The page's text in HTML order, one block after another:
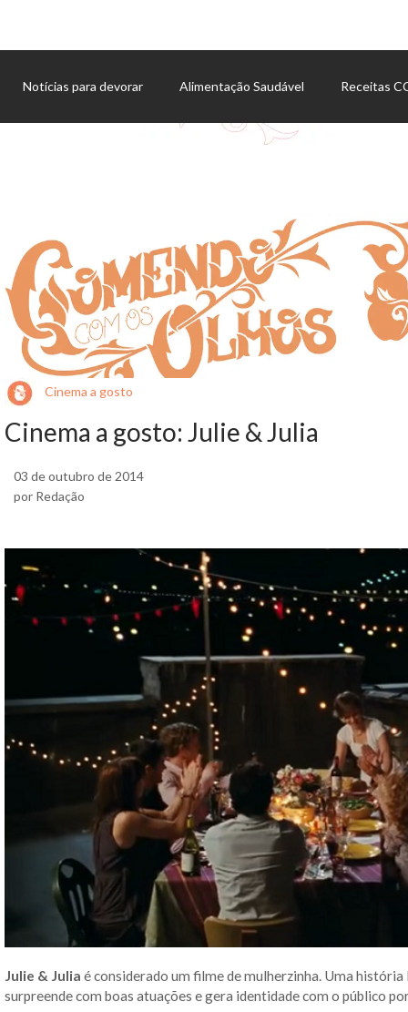
Notícias para devorar Alimentação Saudável Receitas
Cinema a gosto
Cinema a gosto: Julie & Julia
03 de outubro de 2014
por Redação
Julie & Julia é considerado um filme de mulherzinha. Uma
surpreende com boas atuações e gera identidade com o público